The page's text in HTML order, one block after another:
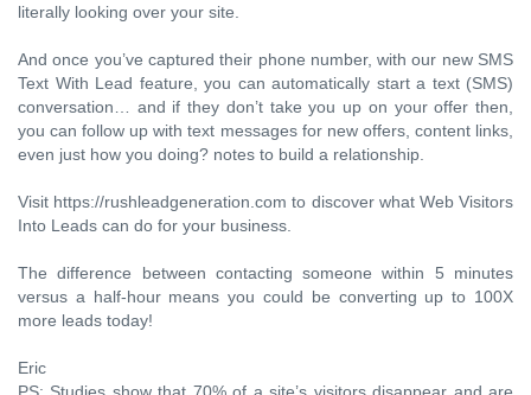
literally looking over your site.
And once you’ve captured their phone number, with our new SMS
Text With Lead feature, you can automatically start a text (SMS)
conversation… and if they don’t take you up on your offer then,
you can follow up with text messages for new offers, content links,
even just how you doing? notes to build a relationship.
Visit https://rushleadgeneration.com to discover what Web Visitors
Into Leads can do for your business.
The difference between contacting someone within 5 minutes
versus a half-hour means you could be converting up to 100X
more leads today!
Eric